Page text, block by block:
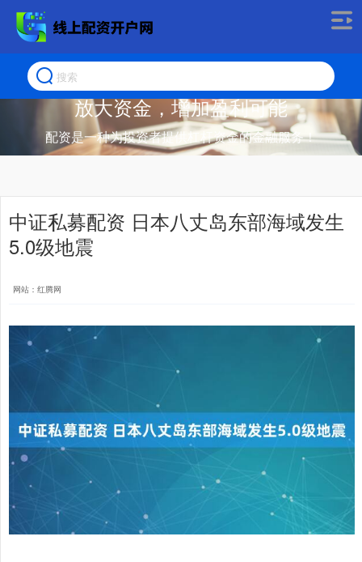
放大资金，增加盈利可能
配资是一种为投资者提供杠杆资金的金融服务！
中证私募配资 日本八丈岛东部海域发生
5.0级地震
网站：红腾网